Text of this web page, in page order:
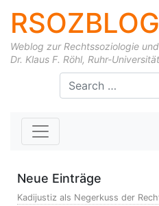
Weblog zur Rechtssoziologie
Dr. Klaus F. Röhl, Ruhr-
Skip to content
Neue Einträge
Kadijustiz als Negerkuss der